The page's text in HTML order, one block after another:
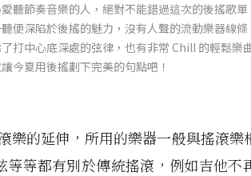
聽節奏音樂的人，絕對不能錯過這次的後搖歌單
便深陷於後搖的魅力，沒有人聲的流動樂器線條
打中心底深處的弦律，也有非常 Chill 的輕鬆樂
今夏用後搖劃下完美的句點吧！
樂的延伸，所用的樂器一般與搖滾樂
等都有別於傳統搖滾，例如吉他不